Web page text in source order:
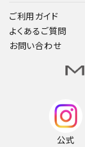
ご利用ガイド
よくあるご質問
お問い合わせ
公式